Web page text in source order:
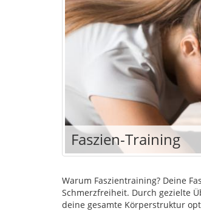
Faszien-Training
Warum Faszientraining? Deine
Schmerzfreiheit. Durch gezielte
deine gesamte Körperstruktur